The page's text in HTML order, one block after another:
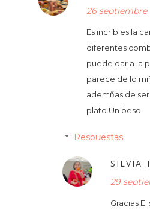
26 septiembre
Es incríbles la
diferentes
puede dar a la
parece de lo
ademñas de
plato.Un beso
Respuestas
SILVIA
29
Gracias